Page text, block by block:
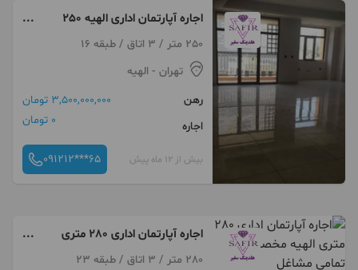
اجاره آپارتمان اداری الهیه 250
متری مناسب پزشکان
250 متر / 3 اتاق / طبقه 16
تهران - الهیه
رهن
3,500,000,000 تومان
اجاره
0 تومان
بیش از 12 ماه پیش 091212***65
اجاره آپارتمان اداری 280 متری
الهیه مخصوص تمامی مشاغل
280 متر / 3 اتاق / طبقه 23